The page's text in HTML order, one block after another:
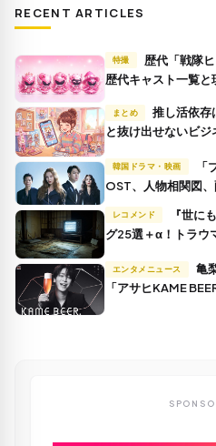
RECENT ARTICLES
特撮
歴代キャスト一覧
まとめ
推し活依存はなぜ起きる？有名人崇拝症候群
と抜け出せないビジ
韓国ドラマ・映画
OST、人物相関図
レコメンド
グ25選＋α！トラウ
エンタメニュース
「アサヒKAME